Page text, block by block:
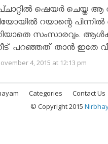
ഷെയര്‍ ചെയ്ത
റയാന്റെ
സംസാരവും.
പറഞ്ഞത് താന്‍ ഇതേ
4, 2015 at 12:13 pm
Categories Contact Us
© Copyright 2015